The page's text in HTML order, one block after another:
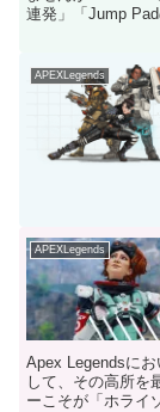
連発」「Jump
APEXLegends
APEXLegends
Apex Legendsに
して、その高所を
ーこそが「ホライ